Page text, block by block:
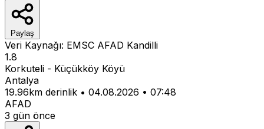
Paylaş
Veri Kaynağı: EMSC AFAD Kandilli
1.8
Korkuteli - Küçükköy Köyü
Antalya
19.96km derinlik • 04.08.2026 • 07:48
AFAD
3 gün önce